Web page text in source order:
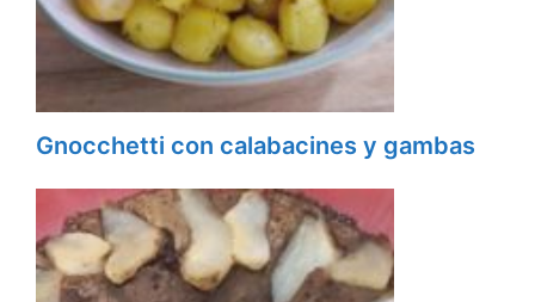
Gnocchetti con calabacines y gambas